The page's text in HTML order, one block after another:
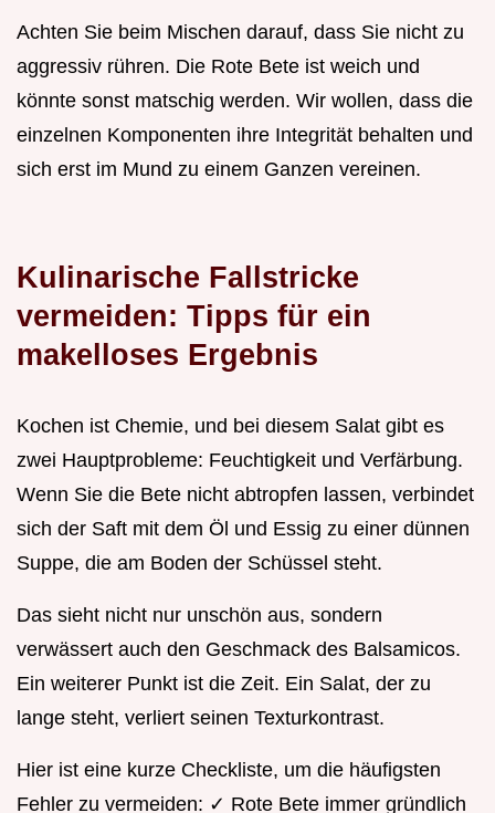
Achten Sie beim Mischen darauf, dass Sie nicht zu
aggressiv rühren. Die Rote Bete ist weich und
könnte sonst matschig werden. Wir wollen, dass die
einzelnen Komponenten ihre Integrität behalten und
sich erst im Mund zu einem Ganzen vereinen.
Kulinarische Fallstricke
vermeiden: Tipps für ein
makelloses Ergebnis
Kochen ist Chemie, und bei diesem Salat gibt es
zwei Hauptprobleme: Feuchtigkeit und Verfärbung.
Wenn Sie die Bete nicht abtropfen lassen, verbindet
sich der Saft mit dem Öl und Essig zu einer dünnen
Suppe, die am Boden der Schüssel steht.
Das sieht nicht nur unschön aus, sondern
verwässert auch den Geschmack des Balsamicos.
Ein weiterer Punkt ist die Zeit. Ein Salat, der zu
lange steht, verliert seinen Texturkontrast.
Hier ist eine kurze Checkliste, um die häufigsten
Fehler zu vermeiden: ✓ Rote Bete immer gründlich